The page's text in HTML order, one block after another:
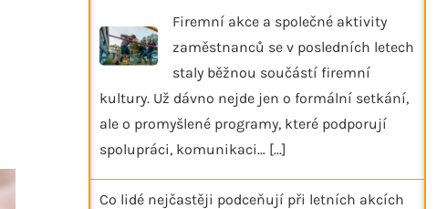
Firemní akce a společné aktivity
zaměstnanců se v posledních letech
staly běžnou součástí firemní
kultury. Už dávno nejde jen o formální setkání,
ale o promyšlené programy, které podporují
spolupráci, komunikaci… [...]
Co lidé nejčastěji podceňují při letních akcích